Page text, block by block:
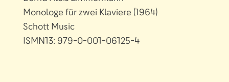
Monologe für zwei Klaviere (1964)
Schott Music
ISMN13: 979-0-001-06125-4